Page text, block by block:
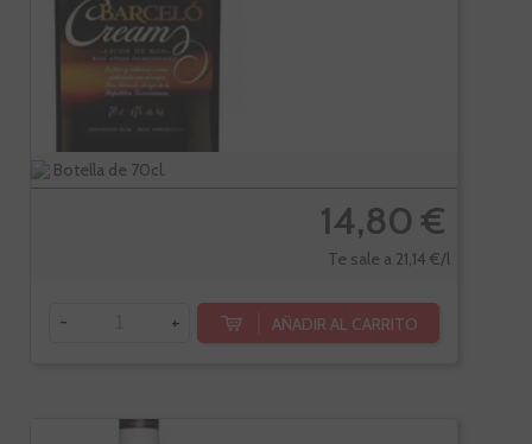
Botella de 70cl.
14,80 €
Te sale a 21,14 €/l
- + AÑADIR AL CARRITO